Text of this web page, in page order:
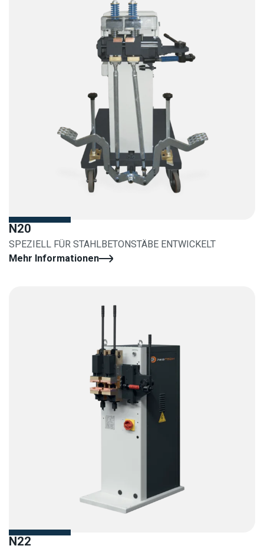
N20
SPEZIELL FÜR STAHLBETONSTÄBE ENTWICKELT
Mehr Informationen
N22